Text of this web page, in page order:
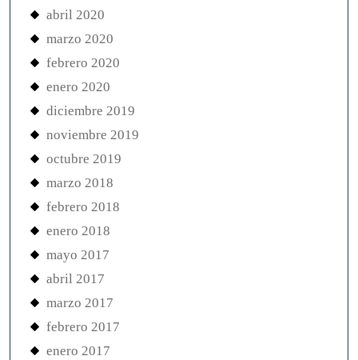
abril 2020
marzo 2020
febrero 2020
enero 2020
diciembre 2019
noviembre 2019
octubre 2019
marzo 2018
febrero 2018
enero 2018
mayo 2017
abril 2017
marzo 2017
febrero 2017
enero 2017